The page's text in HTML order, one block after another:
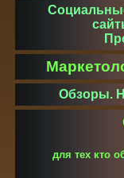
Обзоры.
для тех кто